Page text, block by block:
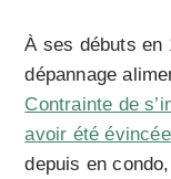
À ses débuts en
dépannage
Contrainte de
avoir été évincée
depuis en